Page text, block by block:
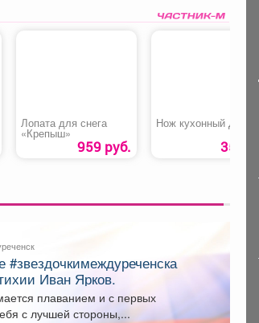
Лопата для снега
«Крепыш»
959 руб.
Нож кухонный Дачный
35 руб.
Иван Ярков.
плаванием и с первых
с лучшей стороны,...